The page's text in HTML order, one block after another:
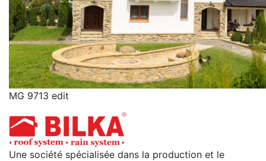
MG 9713 edit
Une société spécialisée dans la production et le